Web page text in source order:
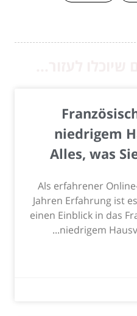
niedrigem
Alles, was
Als erfahrener
Jahren Erfahrung ist
einen Einblick in das
niedrigem